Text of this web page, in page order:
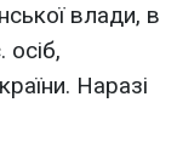
влади, в
Наразі